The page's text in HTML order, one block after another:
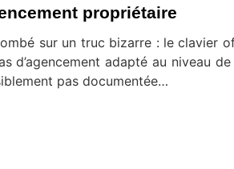
propriétaire
sur un truc bizarre : le clavier
d’agencement adapté au niveau de
pas documentée…